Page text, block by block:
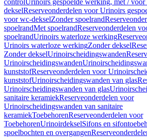
controlUrinoirs gespoelde werking, met /
dekselReserveonderdelen voor Urinoirs
voor wc-dekselZonder spoelrand
spoelrandMet spoelrandReserveonderdelen
spoelrandUrinoirs waterloze werking
Urinoirs waterloze werkingZonder deksel
Zonder dekselUrinoirscheidingswanden
Urinoirscheidingswanden
kunststofReserveonderdelen voor
kunststofUrinoirscheidingswanden van glas
Urinoirscheidingswanden van glas
sanitaire keramiekReserveonderdelen voor
Urinoirscheidingswanden van sanitaire
keramiekToebehorenReserveonderdelen voor
ToebehorenUrinoirdekselSifons en
spoelbochten en overgangen